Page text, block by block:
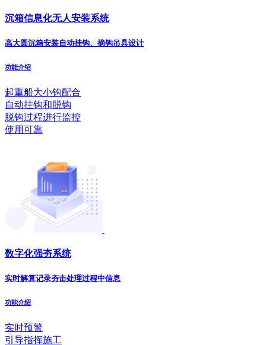
沉箱信息化无人安装系统
高大圆沉箱安装自动挂钩、摘钩吊具设计
功能介绍
起重船大小钩配合
自动挂钩和脱钩
脱钩过程进行监控
使用可靠
数字化强夯系统
实时解算记录夯击处理过程中信息
功能介绍
实时预警
引导指挥施工